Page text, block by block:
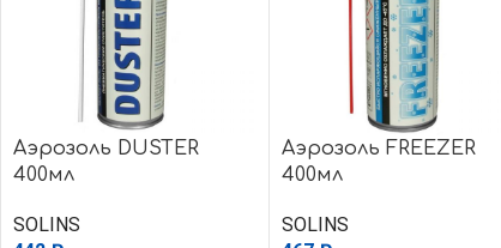
Аэрозоль DUSTER
400мл
SOLINS
Аэрозоль FREEZER
400мл
SOLINS